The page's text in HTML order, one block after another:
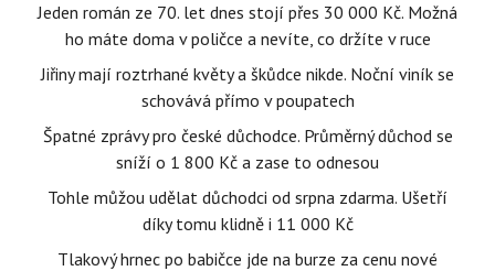
Jeden román ze 70. let dnes stojí přes 30 000 Kč. Možná
ho máte doma v poličce a nevíte, co držíte v ruce
Jiřiny mají roztrhané květy a škůdce nikde. Noční viník se
schovává přímo v poupatech
Špatné zprávy pro české důchodce. Průměrný důchod se
sníží o 1 800 Kč a zase to odnesou
Tohle můžou udělat důchodci od srpna zdarma. Ušetří
díky tomu klidně i 11 000 Kč
Tlakový hrnec po babičce jde na burze za cenu nové